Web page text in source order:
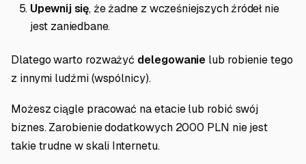
Upewnij się, że żadne z wcześniejszych źródeł nie
jest zaniedbane.
Dlatego warto rozważyć delegowanie lub robienie tego
z innymi ludźmi (wspólnicy).
Możesz ciągle pracować na etacie lub robić swój
biznes. Zarobienie dodatkowych 2000 PLN nie jest
takie trudne w skali Internetu.